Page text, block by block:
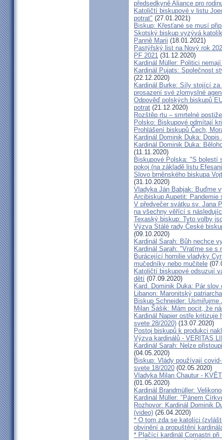
předsedkyně Aliance pro
Katoličtí biskupové v listu
potrat" (27.01.2021)
Biskup: Křesťané se musí
Skotský biskup vyzývá
Panně Marii (18.01.2021)
Pastýřský list na Nový rok
PF 2021 (31.12.2020)
Kardinál Müller: Politici
Kardinál Pujats: Společnost
(22.12.2020)
Kardinál Burke: Síly stojící
prosazení své zlomyslné
Odpověď polských biskupů
potrat (21.12.2020)
Rozštěp rtu – smrtelné
Polsko: Biskupové odmítají
Prohlášení biskupů Čech,
Kardinál Dominik Duka:
Kardinál Dominik Duka:
(11.11.2020)
Biskupové Polska: "S bolestí
pokoj (na základě listu
Slovo brněnského biskupa
(31.10.2020)
Vladyka Ján Babjak: Buďme
Arcibiskup Aupetit: Pandemie
V předvečer svátku sv. Jana
na všechny věřící s
Texaský biskup: Tyto volby
Výzva Stálé rady České
(09.10.2020)
Kardinál Sarah: Bůh nechce
Kardinál Sarah: "Vraťme se s
Burácející homilie vladyky
mučedníky nebo mučitele
Katoličtí biskupové odsuzují
dětí (07.09.2020)
Kard. Dominik Duka: Pár slov
Libanon: Maronitský
Biskup Schneider:
Milan Šášik: Mám pocit, že
Kardinál Napier ostře
svete 28/2020) (13.07.2020)
Postoj biskupů k produkci
Výzva kardinálů - VERITAS
Kardinál Sarah: Nelze
(04.05.2020)
Biskup: Vlády používají
svete 18/2020 (02.05.2020)
Vladyka Milan Chautur -
(01.05.2020)
Kardinál Brandmüller:
Kardinál Müller: "Pánem
Rozhovor: Kardinál Dominik
(video) (26.04.2020)
* O tom zda se katolíci
obvinění a propuštění
* Plačící kardinál Comastri